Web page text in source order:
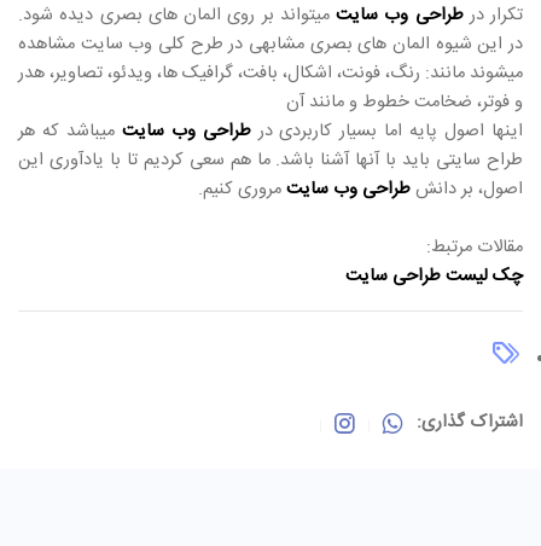
تکرار درطراحی وب سایت میتواند بر روی المان های بصری دیده شود.
در این شیوه المان های بصری مشابهی در طرح کلی وب سایت مشاهده
میشوند مانند: رنگ، فونت، اشکال، بافت، گرافیک ها، ویدئو، تصاویر، هدر
و فوتر، ضخامت خطوط و مانند آن
اینها اصول پایه اما بسیار کاربردی درطراحی وب سایت میباشد که هر
طراح سایتی باید با آنها آشنا باشد. ما هم سعی کردیم تا با یادآوری این
اصول، بر دانشطراحی وب سایتمروری کنیم.
مقالات مرتبط:
چک لیست طراحی سایت
اشتراک گذاری: